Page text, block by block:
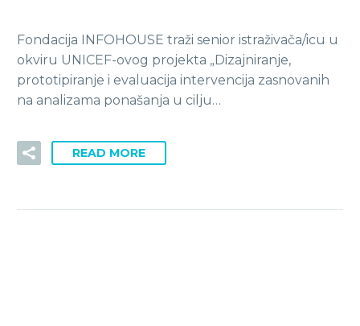
Fondacija INFOHOUSE traži senior istraživača/icu u
okviru UNICEF-ovog projekta „Dizajniranje,
prototipiranje i evaluacija intervencija zasnovanih
na analizama ponašanja u cilju…
READ MORE